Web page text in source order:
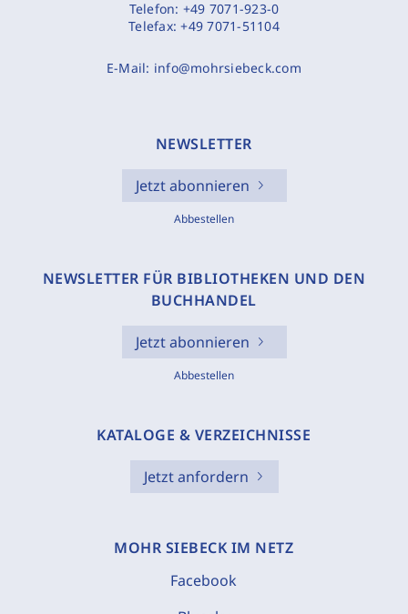
Telefon: +49 7071-923-0
Telefax:+49 7071-51104
E-Mail: info@mohrsiebeck.com
NEWSLETTER
Jetzt abonnieren
Abbestellen
NEWSLETTER FÜR BIBLIOTHEKEN UND DEN
BUCHHANDEL
Jetzt abonnieren
Abbestellen
KATALOGE & VERZEICHNISSE
Jetzt anfordern
MOHR SIEBECK IM NETZ
Facebook